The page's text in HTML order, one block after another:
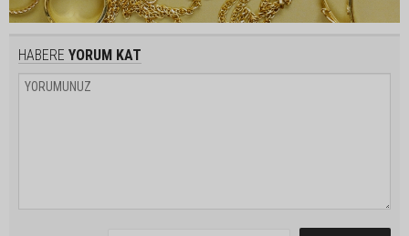
HABERE YORUM KAT